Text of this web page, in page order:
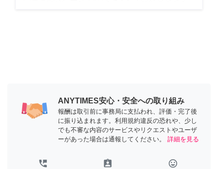
ANYTIMES安心・安全への取り組み
報酬は取引前に事務局に支払われ、評価・完了後
に振り込まれます。利用規約違反の恐れや、少し
でも不審な内容のサービスやリクエストやユーザ
ーがあった場合は通報してください。
詳細を見る
perm_phone_msg assignment_ind tag_faces